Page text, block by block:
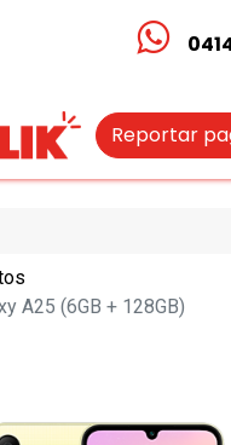
Reportar
A25 (6GB + 128GB)